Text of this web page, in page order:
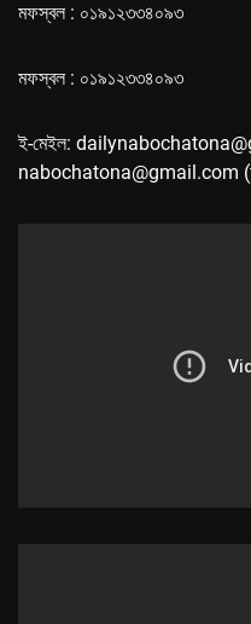
মফস্বল : ০১৯১২৩৩৪০৯৩
মফস্বল : ০১৯১২৩৩৪০৯৩
ই-মেইল:
nabochatona@gmail.com